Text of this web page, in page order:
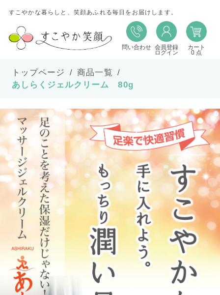
すこやかな暮らしと、笑顔あふれる毎日をお届けします。
問い合わせ 会員登録
ログイン
カート
0 点
トップページ
商品一覧
あしらくジェルクリーム 80g